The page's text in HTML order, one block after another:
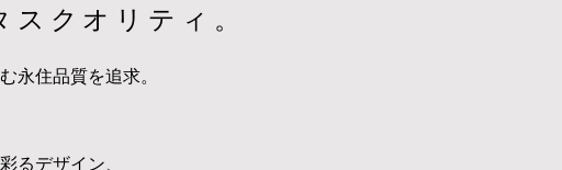
スクオリティ。
永住品質を追求。
るデザイン、